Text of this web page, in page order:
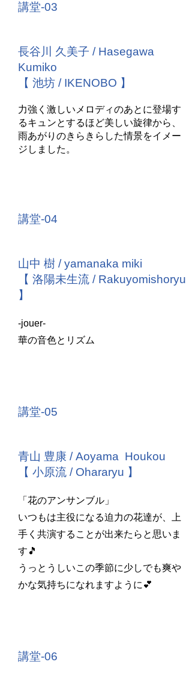
講堂-03
長谷川 久美子 / Hasegawa
Kumiko
【 池坊 / IKENOBO 】
力強く激しいメロディのあとに登場す
るキュンとするほど美しい旋律から、
雨あがりのきらきらした情景をイメー
ジしました。
講堂-04
山中 樹 / yamanaka miki
【 洛陽未生流 / Rakuyomishoryu
】
-jouer-
華の音色とリズム
講堂-05
青山 豊康 / Aoyama Houkou
【 小原流 / Ohararyu 】
「花のアンサンブル」
いつもは主役になる迫力の花達が、上
手く共演することが出来たらと思いま
す🎵
うっとうしいこの季節に少しでも爽や
かな気持ちになれますように💕
講堂-06